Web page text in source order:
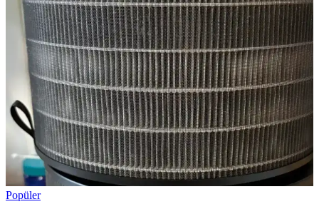
Popüler